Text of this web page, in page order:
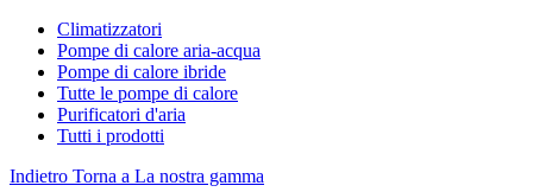
Climatizzatori
Pompe di calore aria-acqua
Pompe di calore ibride
Tutte le pompe di calore
Purificatori d'aria
Tutti i prodotti
Indietro Torna a La nostra gamma